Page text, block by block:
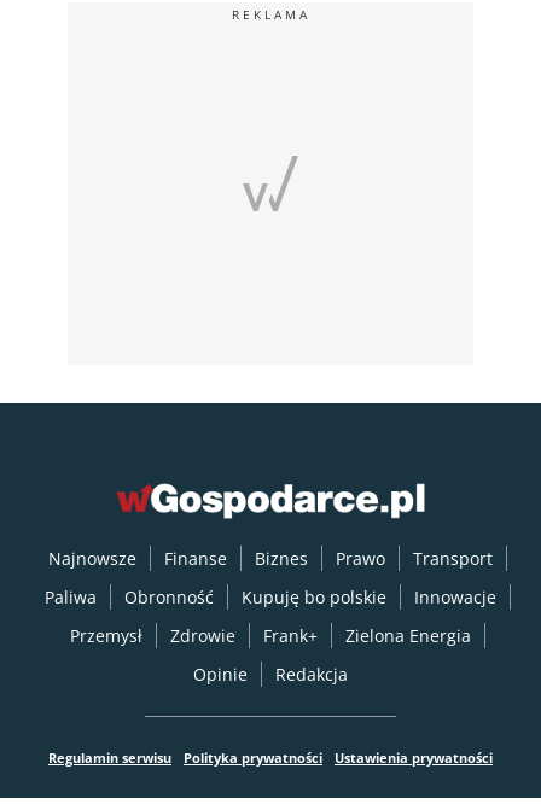
REKLAMA
Najnowsze Finanse Biznes Prawo
Transport
Paliwa
Obronność Kupuję bo polskie
Innowacje
Przemysł
Zdrowie Frank+
Zielona Energia
Opinie
Redakcja
Regulamin serwisu Polityka prywatności Ustawienia prywatności